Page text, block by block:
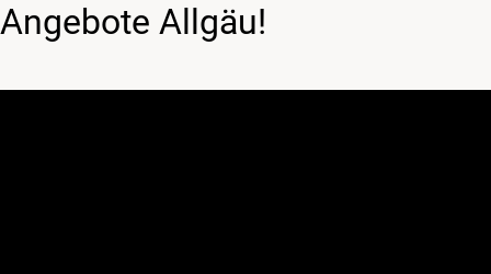
Angebote Allgäu!